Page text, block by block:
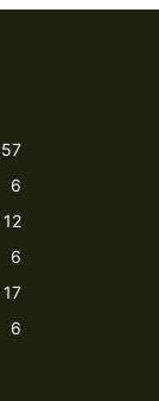
57
6
12
6
17
6